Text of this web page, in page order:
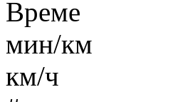
Време
мин/км
км/ч